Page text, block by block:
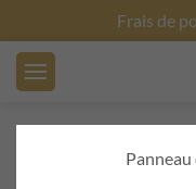
Panneau
Skip to main content
Frais de